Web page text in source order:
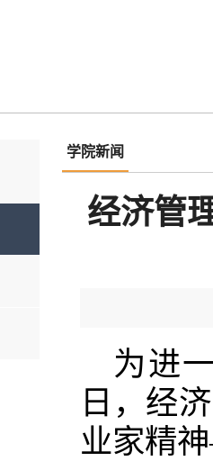
学院新闻
经济管
为进
日，经
业家精